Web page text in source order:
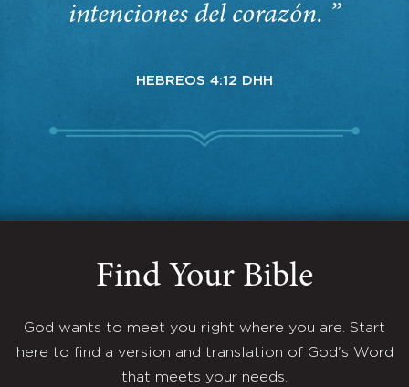
intenciones del corazón. ”
HEBREOS 4:12 DHH
Find Your Bible
God wants to meet you right where you are. Start
here to find a version and translation of God's Word
that meets your needs.